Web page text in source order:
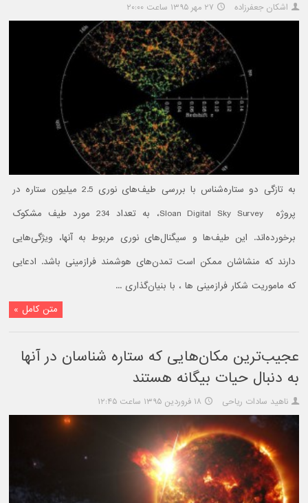
اشکان جعفرزاده ۲۷ مهر ۱۳۹۵ ساعت ۲۰:۰۰
به تازگی دو ستاره‌شناس با بررسی طیف‌های نوری 2.5 میلیون ستاره در
پروژه Sloan Digital Sky Survey، به تعداد 234 مورد طیف مشکوک
برخورده‌اند. این طیف‌ها و سیگنال‌های نوری مربوط به آنها، ویژگی‌هایی
دارند که منشاشان ممکن است تمدن‌های هوشمند فرازمینی باشد. ادعایی
که ماموریت شکار فرازمینی ها ، با بنیان‌گذاری ...
متن کامل »
عجیب‌ترین مکان‌هایی که ستاره شناسان در آنها
به دنبال حیات بیگانه هستند
ناهید سادات ریاحی ۱۸ فروردین ۱۳۹۵ ساعت ۱۲:۴۵